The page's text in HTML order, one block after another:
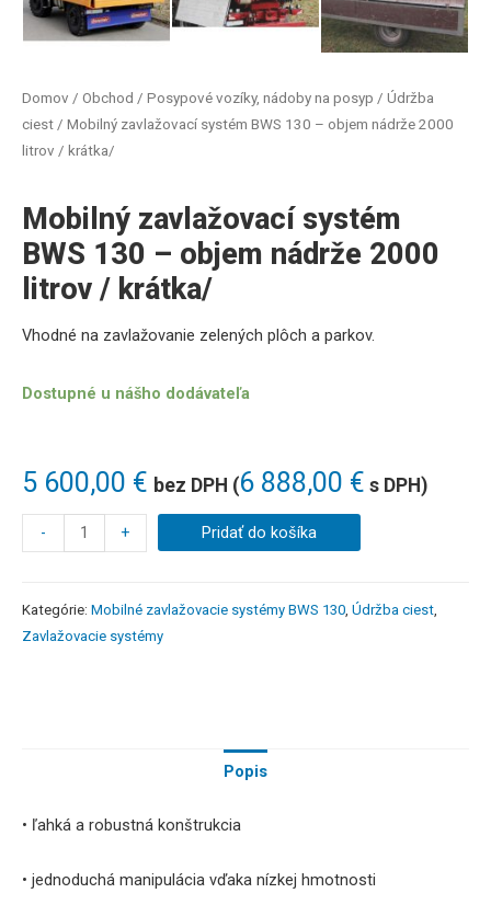
Domov / Obchod / Posypové vozíky, nádoby na posyp / Údržba
ciest / Mobilný zavlažovací systém BWS 130 – objem nádrže 2000
litrov / krátka/
Mobilný zavlažovací systém
BWS 130 – objem nádrže 2000
litrov / krátka/
5 600,00 € bez DPH (6 888,00 € s DPH)
Vhodné na zavlažovanie zelených plôch a parkov.
Dostupné u nášho dodávateľa
- + Pridať do košíka
Kategórie: Mobilné zavlažovacie systémy BWS 130, Údržba ciest,
Zavlažovacie systémy
Popis
• ľahká a robustná konštrukcia
• jednoduchá manipulácia vďaka nízkej hmotnosti